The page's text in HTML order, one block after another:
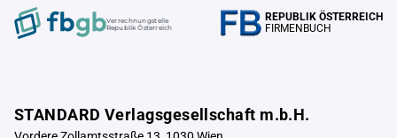
Verrechnungstelle
Republik Österreich
REPUBLIK ÖSTERREICH
FIRMENBUCH
STANDARD Verlagsgesellschaft m.b.H.